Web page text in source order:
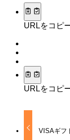
URLをコピ
URLをコピ
VISAギフ